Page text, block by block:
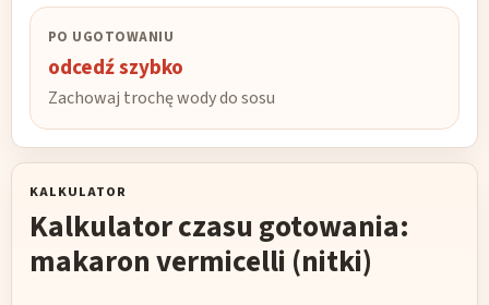
PO UGOTOWANIU
odcedź szybko
Zachowaj trochę wody do sosu
KALKULATOR
Kalkulator czasu gotowania:
makaron vermicelli (nitki)